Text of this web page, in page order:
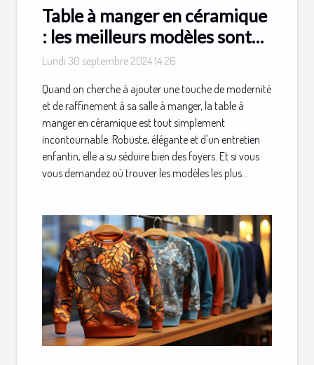
Table à manger en céramique
: les meilleurs modèles sont
chez Meublissime !
Lundi 30 septembre 2024 14:26
Quand on cherche à ajouter une touche de modernité
et de raffinement à sa salle à manger, la table à
manger en céramique est tout simplement
incontournable. Robuste, élégante et d'un entretien
enfantin, elle a su séduire bien des foyers. Et si vous
vous demandez où trouver les modèles les plus...